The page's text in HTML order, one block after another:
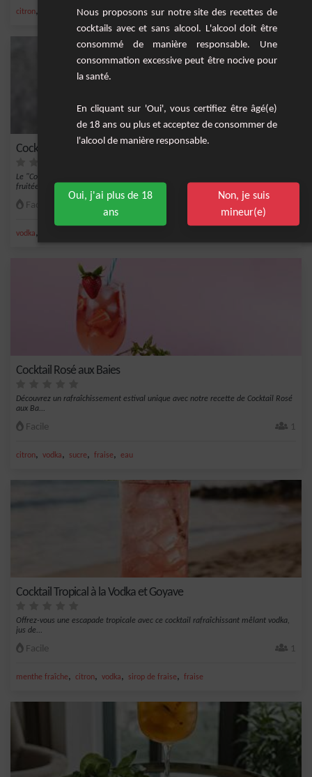
citron, citron vert frais, jus de citron vert, vodka, sucre
Cocktail Cassis-Bourgogne
Le "Cocktail Cassis-Bourgogne" est une boisson raffinée qui marie la douceur
fruitée du...
Facile
vodka,
Cocktail Rosé aux Baies
Découvrez un rafraîchissement estival unique avec notre recette de Cocktail Rosé
aux Ba...
Facile 1
citron, vodka, sucre, fraise, eau
Cocktail Tropical à la Vodka et Goyave
Offrez-vous une escapade tropicale avec ce cocktail rafraîchissant mêlant vodka,
jus de...
Facile 1
menthe fraîche, citron, vodka, sirop de fraise, fraise
Nous proposons sur notre site des recettes de
cocktails avec et sans alcool. L'alcool doit être
consommé de manière responsable. Une
consommation excessive peut être nocive pour
la santé.
En cliquant sur 'Oui', vous certifiez être âgé(e)
de 18 ans ou plus et acceptez de consommer de
l'alcool de manière responsable.
Oui, j'ai plus de 18
ans
Non, je suis
mineur(e)